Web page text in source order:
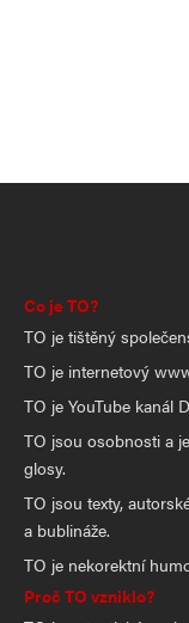
Co je TO?
TO je tištěný
TO je internetový
TO je YouTube kanál
TO jsou osobnosti a
glosy.
TO jsou texty,
a bublináže.
TO je nekorektní
Proč TO vzniklo?